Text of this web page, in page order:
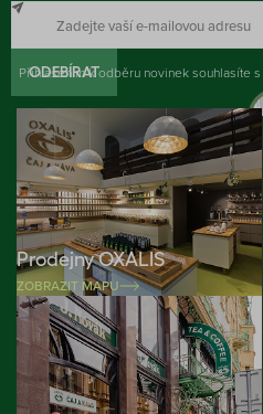
ODEBÍRAT
Přihlášením k odběru novinek souhlasíte s
Prodejny OXALIS
ZOBRAZIT MAPU